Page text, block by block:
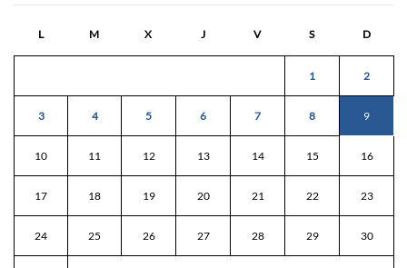
L M X J V S D
1 2
3 4 5 6 7 8 9
10 11 12 13 14 15 16
17 18 19 20 21 22 23
24 25 26 27 28 29 30